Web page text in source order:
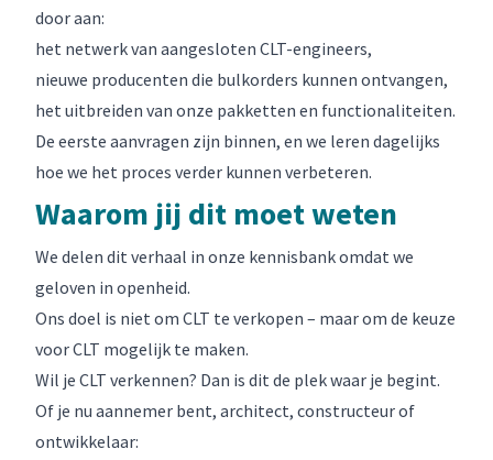
door aan:
het netwerk van aangesloten CLT-engineers,
nieuwe producenten die bulkorders kunnen ontvangen,
het uitbreiden van onze pakketten en functionaliteiten.
De eerste aanvragen zijn binnen, en we leren dagelijks
hoe we het proces verder kunnen verbeteren.
Waarom jij dit moet weten
We delen dit verhaal in onze kennisbank omdat we
geloven in openheid.
Ons doel is niet om CLT te verkopen – maar om de keuze
voor CLT mogelijk te maken.
Wil je CLT verkennen? Dan is dit de plek waar je begint.
Of je nu aannemer bent, architect, constructeur of
ontwikkelaar: